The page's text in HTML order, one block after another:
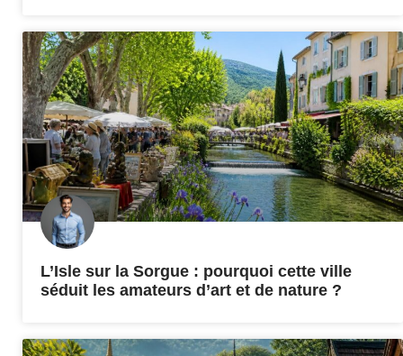
L’Isle sur la Sorgue : pourquoi cette ville
séduit les amateurs d’art et de nature ?